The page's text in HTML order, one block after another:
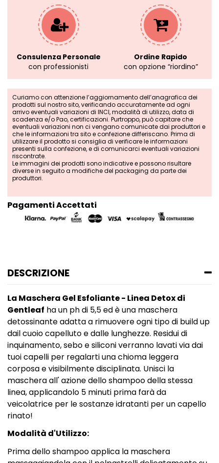
Consulenza Personale
con professionisti
Ordine Rapido
con opzione “riordino”
Curiamo con attenzione l’aggiornamento dell’anagrafica dei
prodotti sul nostro sito, verificando accuratamente ad ogni
arrivo eventuali variazioni di INCI, modalità di utilizzo, data di
scadenza e/o Pao, certificazioni. Purtroppo, può capitare che
eventuali variazioni non ci vengano comunicate dai produttori e
che le informazioni tra sito e confezione differiscano. Prima di
utilizzare il prodotto si consiglia di verificare le informazioni
presenti sulla confezione, e di comunicarci eventuali variazioni
riscontrate.
Le immagini dei prodotti sono indicative e possono risultare
diverse in seguito a modifiche del packaging da parte dei
produttori.
Pagamenti Accettati
DESCRIZIONE
La Maschera Gel Esfoliante - Linea Detox di
Gentleaf ha un ph di 5,5 ed è una maschera
detossinante adatta a rimuovere ogni tipo di build up
dail cuoio capelluto e dalle lunghezze. Residui di
inquinamento, sebo e siliconi verranno lavati via dai
tuoi capelli per regalarti una chioma leggera
corposa e visibilmente disciplinata. Unisci la
maschera all' azione dello shampoo della stessa
linea, applicandolo 5 minuti prima farà da
veicolatrice per le sostanze idratanti per un capello
rinato!
Modalità d'Utilizzo:
Prima dello shampoo applica la maschera